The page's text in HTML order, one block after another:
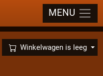
Winkelwagen is leeg
×
MENU